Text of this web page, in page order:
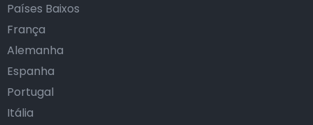
Países Baixos
França
Alemanha
Espanha
Portugal
Itália